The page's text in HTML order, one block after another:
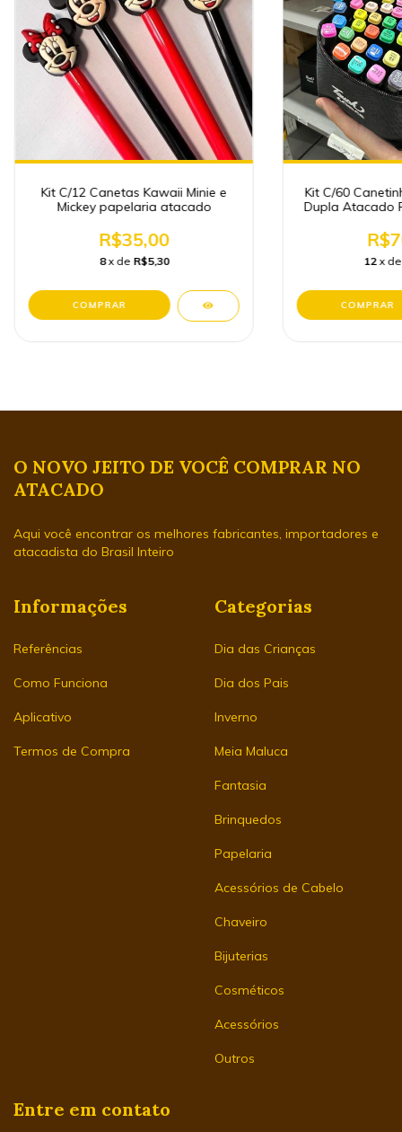
Kit C/12 Canetas Kawaii Minie e
Mickey papelaria atacado
R$35,00
8 x de R$5,30
Kit C/60
Dupla Atacado
12 x
O NOVO JEITO DE VOCÊ COMPRAR NO
ATACADO
Aqui você encontrar os melhores fabricantes, importadores e
atacadista do Brasil Inteiro
Informações
Referências
Como Funciona
Aplicativo
Termos de Compra
Categorias
Dia das Crianças
Dia dos Pais
Inverno
Meia Maluca
Fantasia
Brinquedos
Papelaria
Acessórios de Cabelo
Chaveiro
Bijuterias
Cosméticos
Acessórios
Outros
Entre em contato